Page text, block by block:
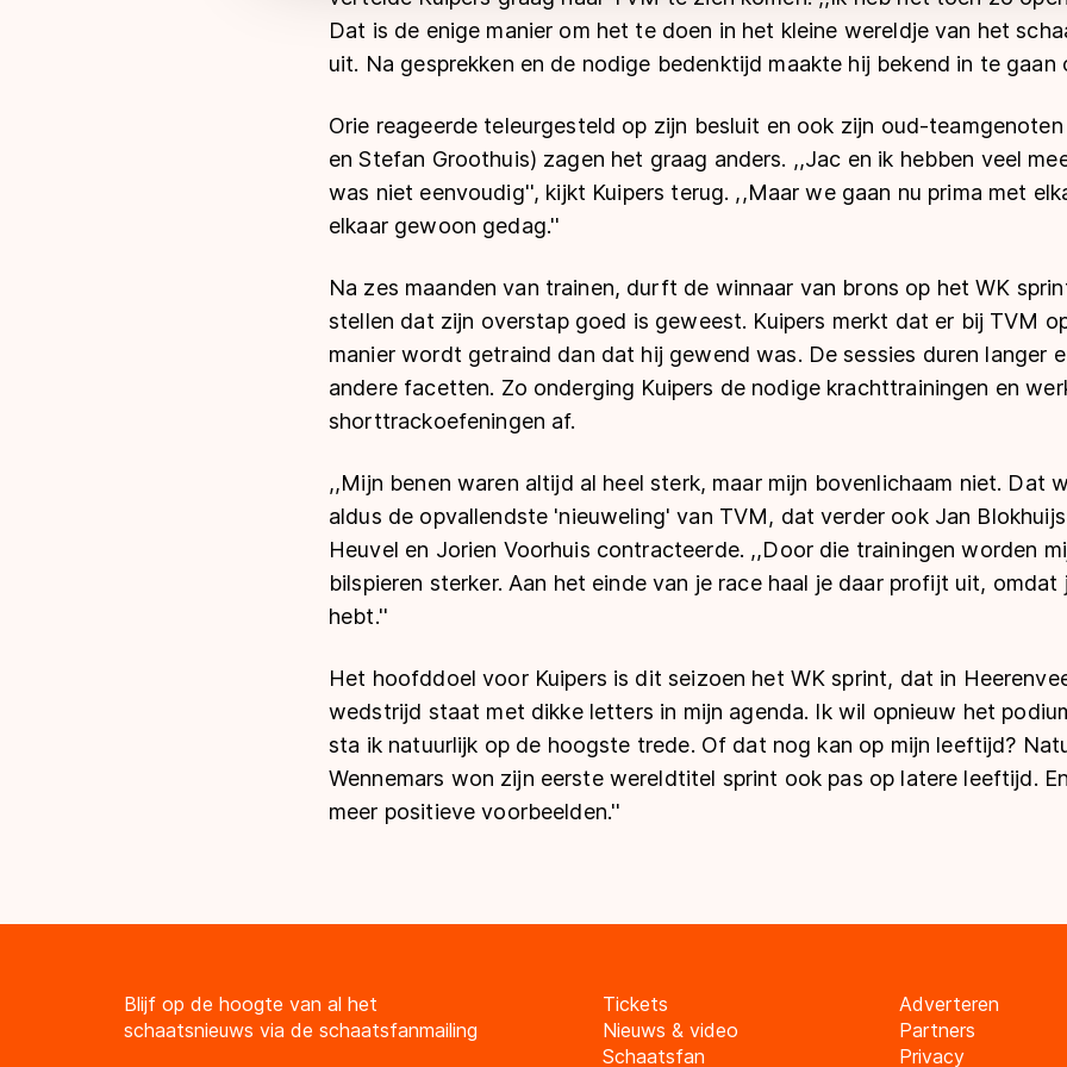
Dat is de enige manier om het te doen in het kleine wereldje van het
uit. Na gesprekken en de nodige bedenktijd maakte hij bekend in te gaan
Orie reageerde teleurgesteld op zijn besluit en ook zijn oud-
en Stefan Groothuis) zagen het graag anders. ,,Jac en ik hebben veel
was niet eenvoudig'', kijkt Kuipers terug. ,,Maar we gaan nu prima met
elkaar gewoon gedag.''
Na zes maanden van trainen, durft de winnaar van brons op het WK
stellen dat zijn overstap goed is geweest. Kuipers merkt dat er bij TVM
manier wordt getraind dan dat hij gewend was. De sessies duren langer
andere facetten. Zo onderging Kuipers de nodige krachttrainingen en
shorttrackoefeningen af.
,,Mijn benen waren altijd al heel sterk, maar mijn bovenlichaam niet. Dat
aldus de opvallendste 'nieuweling' van TVM, dat verder ook Jan
Heuvel en Jorien Voorhuis contracteerde. ,,Door die trainingen worden
bilspieren sterker. Aan het einde van je race haal je daar profijt uit,
hebt.''
Het hoofddoel voor Kuipers is dit seizoen het WK sprint, dat in
wedstrijd staat met dikke letters in mijn agenda. Ik wil opnieuw het
sta ik natuurlijk op de hoogste trede. Of dat nog kan op mijn leeftijd?
Wennemars won zijn eerste wereldtitel sprint ook pas op latere leeftijd.
meer positieve voorbeelden.''
Blijf op de hoogte van al het
schaatsnieuws via de schaatsfanmailing
Tickets
Nieuws & video
Schaatsfan
Adverteren
Partners
Privacy